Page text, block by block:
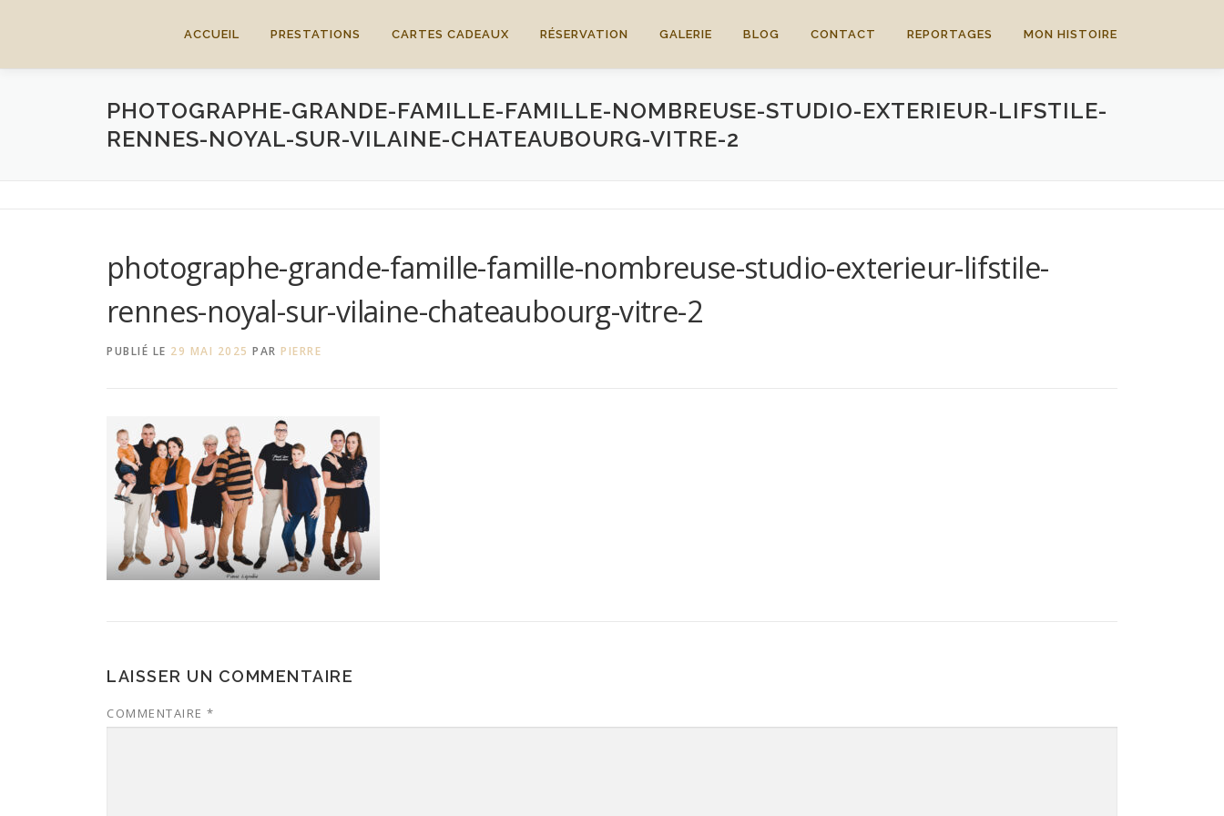
ACCUEIL PRESTATIONS CARTES CADEAUX RÉSERVATION GALERIE BLOG CONTACT REPORTAGES MON HISTOIRE
PHOTOGRAPHE-GRANDE-FAMILLE-FAMILLE-NOMBREUSE-STUDIO-EXTERIEUR-LIFSTILE-
RENNES-NOYAL-SUR-VILAINE-CHATEAUBOURG-VITRE-2
photographe-grande-famille-famille-nombreuse-studio-exterieur-lifstile-
rennes-noyal-sur-vilaine-chateaubourg-vitre-2
PUBLIÉ LE 29 MAI 2025 PAR PIERRE
LAISSER UN COMMENTAIRE
COMMENTAIRE *